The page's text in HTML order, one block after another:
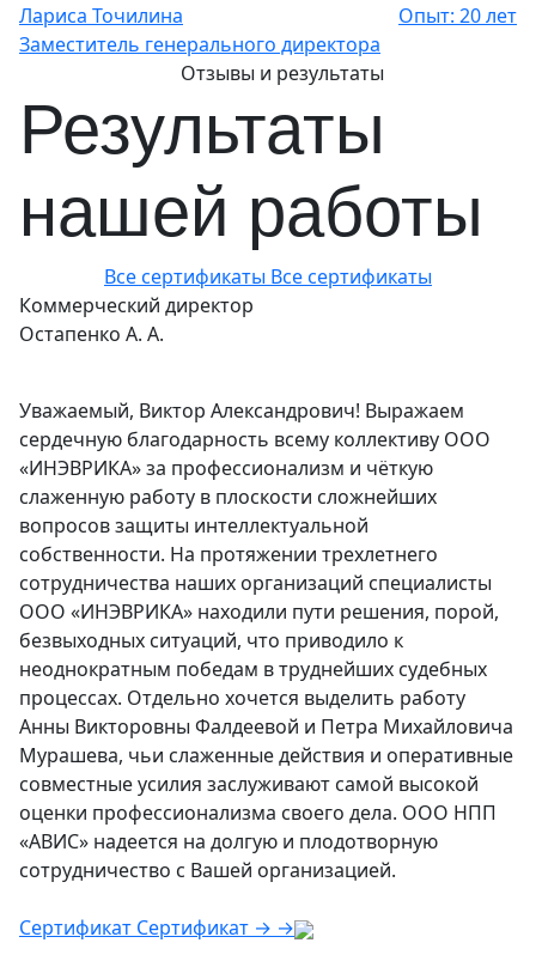
Лариса Точилина
Заместитель генерального директора
Опыт: 20 лет
Отзывы и результаты
Результаты
нашей работы
Все сертификаты Все сертификаты
Коммерческий директор
Остапенко А. А.
Уважаемый, Виктор Александрович! Выражаем
сердечную благодарность всему коллективу ООО
«ИНЭВРИКА» за профессионализм и чёткую
слаженную работу в плоскости сложнейших
вопросов защиты интеллектуальной
собственности. На протяжении трехлетнего
сотрудничества наших организаций специалисты
ООО «ИНЭВРИКА» находили пути решения, порой,
безвыходных ситуаций, что приводило к
неоднократным победам в труднейших судебных
процессах. Отдельно хочется выделить работу
Анны Викторовны Фалдеевой и Петра Михайловича
Мурашева, чьи слаженные действия и оперативные
совместные усилия заслуживают самой высокой
оценки профессионализма своего дела. ООО НПП
«АВИС» надеется на долгую и плодотворную
сотрудничество с Вашей организацией.
Сертификат Сертификат → →